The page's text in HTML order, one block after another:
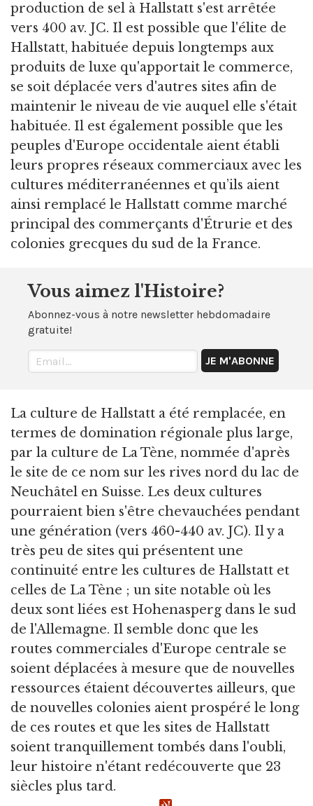
production de sel à Hallstatt s'est arrêtée
vers 400 av. JC. Il est possible que l'élite de
Hallstatt, habituée depuis longtemps aux
produits de luxe qu'apportait le commerce,
se soit déplacée vers d'autres sites afin de
maintenir le niveau de vie auquel elle s'était
habituée. Il est également possible que les
peuples d'Europe occidentale aient établi
leurs propres réseaux commerciaux avec les
cultures méditerranéennes et qu’ils aient
ainsi remplacé le Hallstatt comme marché
principal des commerçants d'Étrurie et des
colonies grecques du sud de la France.
Vous aimez l'Histoire?
Abonnez-vous à notre newsletter hebdomadaire
gratuite!
La culture de Hallstatt a été remplacée, en
termes de domination régionale plus large,
par la culture de La Tène, nommée d'après
le site de ce nom sur les rives nord du lac de
Neuchâtel en Suisse. Les deux cultures
pourraient bien s'être chevauchées pendant
une génération (vers 460-440 av. JC). Il y a
très peu de sites qui présentent une
continuité entre les cultures de Hallstatt et
celles de La Tène ; un site notable où les
deux sont liées est Hohenasperg dans le sud
de l'Allemagne. Il semble donc que les
routes commerciales d'Europe centrale se
soient déplacées à mesure que de nouvelles
ressources étaient découvertes ailleurs, que
de nouvelles colonies aient prospéré le long
de ces routes et que les sites de Hallstatt
soient tranquillement tombés dans l'oubli,
leur histoire n'étant redécouverte que 23
siècles plus tard.